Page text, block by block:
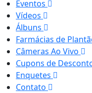
Eventos
Vídeos
Álbuns
Farmácias de
Câmeras Ao Vivo
Cupons de
Enquetes
Contato